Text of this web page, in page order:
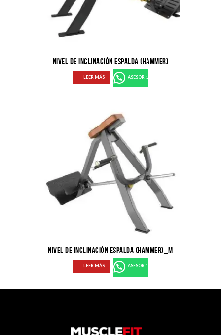
NIVEL DE INCLINACIÓN ESPALDA (HAMMER)
LEER MÁS ASESOR 1
NIVEL DE INCLINACIÓN ESPALDA (HAMMER)_M
LEER MÁS ASESOR 1